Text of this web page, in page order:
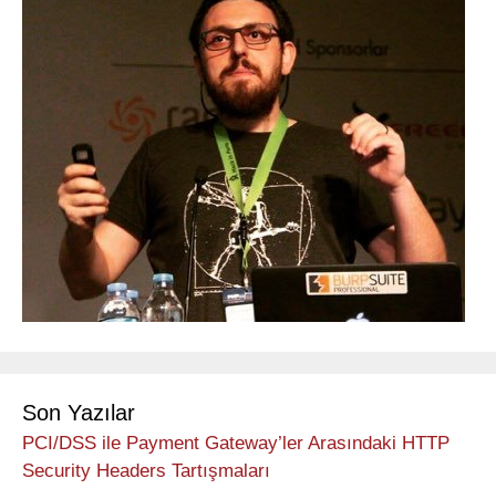
Son Yazılar
PCI/DSS ile Payment Gateway’ler Arasındaki HTTP
Security Headers Tartışmaları